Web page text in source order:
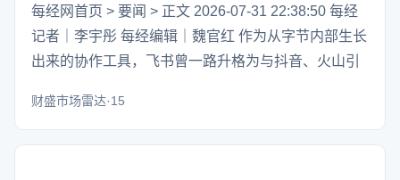
每经网首页 > 要闻 > 正文 2026-07-31 22:38:50 每经
记者｜李宇彤 每经编辑｜魏官红 作为从字节内部生长
出来的协作工具，飞书曾一路升格为与抖音、火山引
财盛市场雷达·15